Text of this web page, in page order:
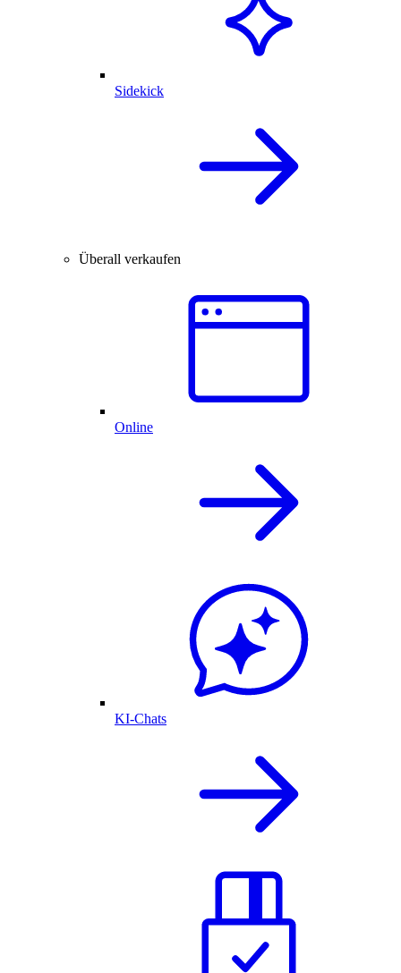
Sidekick
Überall verkaufen
Online
KI-Chats